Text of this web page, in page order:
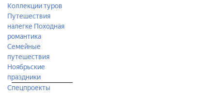
Коллекции туров
Путешествия
налегке Походная
романтика
Семейные
путешествия
Ноябрьские
праздники
Спецпроекты